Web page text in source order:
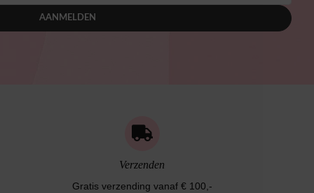
AANMELDEN
Verzenden
Gratis verzending vanaf € 100,-